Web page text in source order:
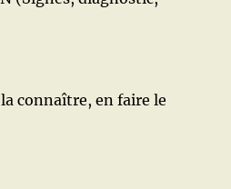
connaître, en faire le